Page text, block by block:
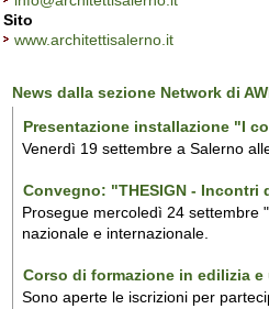
Sito
www.architettisalerno.it
News dalla sezione Network di
Presentazione installazione "I
Venerdì 19 settembre a Salerno
Convegno: "THESIGN -
Prosegue mercoledì 24 settembre
nazionale e internazionale.
Corso di formazione in edilizia
Sono aperte le iscrizioni per